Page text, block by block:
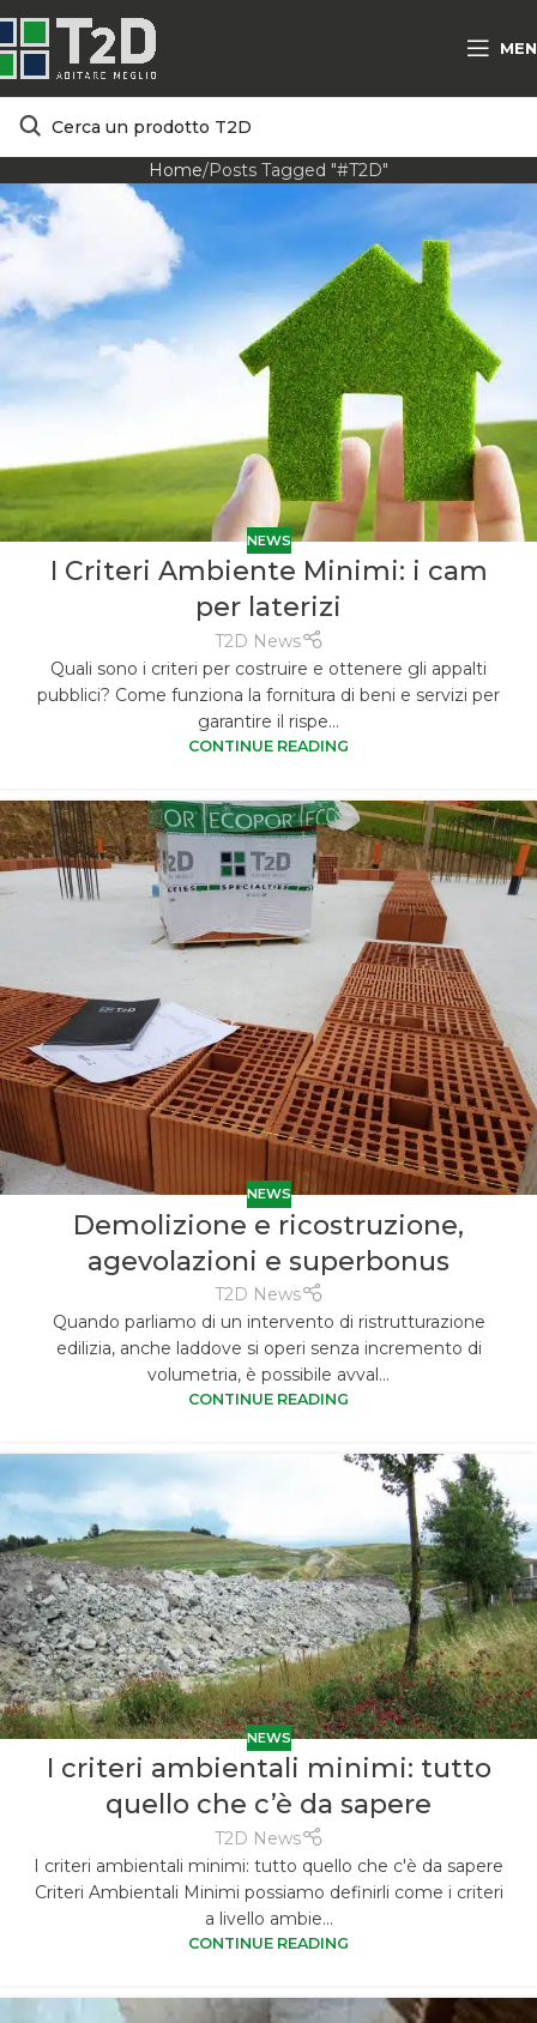
Home Posts Tagged "#T2D"
NEWS
I Criteri Ambiente Minimi: i cam
per laterizi
T2D News
Quali sono i criteri per costruire e ottenere gli appalti
pubblici? Come funziona la fornitura di beni e servizi per
garantire il rispe...
CONTINUE READING
NEWS
Demolizione e ricostruzione,
agevolazioni e superbonus
T2D News
Quando parliamo di un intervento di ristrutturazione
edilizia, anche laddove si operi senza incremento di
volumetria, è possibile avval...
CONTINUE READING
NEWS
I criteri ambientali minimi: tutto
quello che c’è da sapere
T2D News
I criteri ambientali minimi: tutto quello che c'è da sapere
Criteri Ambientali Minimi possiamo definirli come i criteri
a livello ambie...
CONTINUE READING